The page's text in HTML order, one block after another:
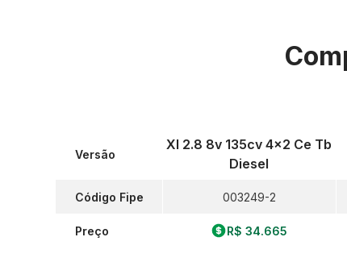
Versão
Código Fipe
Preço
Xl 2.8 8v 135cv 4x2 Ce Tb
Diesel
003249-2
R$ 34.665